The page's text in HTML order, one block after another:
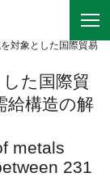
対象とした国際貿易
た国際貿
給構造の解
metals
231